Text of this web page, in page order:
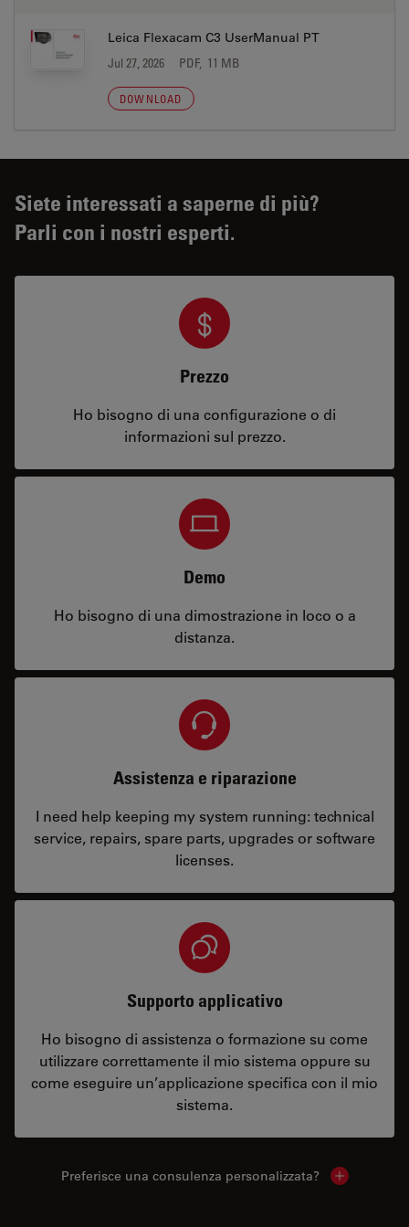
Leica Flexacam C3 UserManual PT
Jul 27, 2026 PDF, 11 MB
DOWNLOAD
Siete interessati a saperne di più?
Parli con i nostri esperti.
Prezzo
Ho bisogno di una configurazione o di
informazioni sul prezzo.
Demo
Ho bisogno di una dimostrazione in loco o a
distanza.
Assistenza e riparazione
I need help keeping my system running: technical
service, repairs, spare parts, upgrades or software
licenses.
Supporto applicativo
Ho bisogno di assistenza o formazione su come
utilizzare correttamente il mio sistema oppure su
come eseguire un’applicazione specifica con il mio
sistema.
Preferisce una consulenza personalizzata? Show local